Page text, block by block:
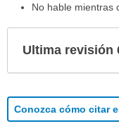
No hable mientras
Ultima revisión
Conozca cómo citar